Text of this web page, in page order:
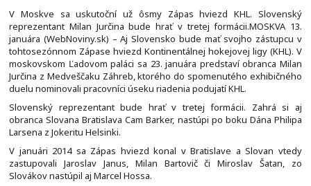
V Moskve sa uskutoční už ôsmy Zápas hviezd KHL. Slovenský
reprezentant Milan Jurčina bude hrať v tretej formácii.MOSKVA 13.
januára (WebNoviny.sk) – Aj Slovensko bude mať svojho zástupcu v
tohtosezónnom Zápase hviezd Kontinentálnej hokejovej ligy (KHL). V
moskovskom Ľadovom paláci sa 23. januára predstaví obranca Milan
Jurčina z Medveščaku Záhreb, ktorého do spomenutého exhibičného
duelu nominovali pracovníci úseku riadenia podujatí KHL.
Slovenský reprezentant bude hrať v tretej formácii. Zahrá si aj
obranca Slovana Bratislava Cam Barker, nastúpi po boku Dána Philipa
Larsena z Jokeritu Helsinki.
V januári 2014 sa Zápas hviezd konal v Bratislave a Slovan vtedy
zastupovali Jaroslav Janus, Milan Bartovič či Miroslav Šatan, zo
Slovákov nastúpil aj Marcel Hossa.